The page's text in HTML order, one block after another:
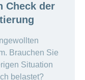
Check der
Brauchen Sie
Situation
belastet?